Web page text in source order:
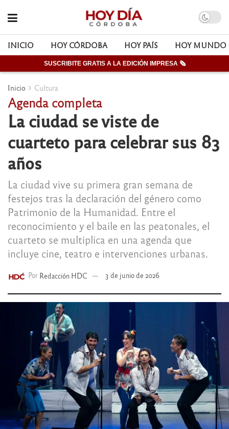
INICIO HOY CÓRDOBA HOY PAÍS HOY MUNDO
SUSCRIBITE GRATIS A LA EDICIÓN IMPRESA 🗞
Inicio Cultura
Agenda completa
La ciudad se viste de
cuarteto para celebrar sus 83
años
La ciudad vive su primera gran semana de
festejos tras la declaración del género como
Patrimonio de la Humanidad. Entre el
reconocimiento y el baile en las peatonales, el
cuarteto se multiplica en una agenda que
incluye cine, teatro e intervenciones urbanas.
Por Redacción HDC 3 de junio de 2026